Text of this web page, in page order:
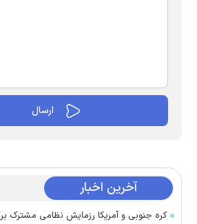
آخرین اخبار
کره جنوبی و آمریکا رزمایش نظامی مشترک